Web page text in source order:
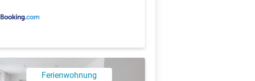
Ferienwohnung